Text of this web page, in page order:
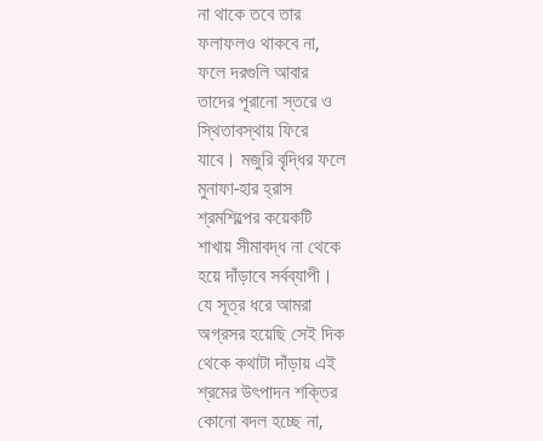
না থাকে তবে তার
ফলাফলও থাকবে না,
ফলে দরগুলি আবার
তাদের পূরানো স্তরে ও
স্থিতাবস্থায় ফিরে
যাবে। মজুরি বৃদ্ধির ফলে
মুনাফা-হার হ্রাস
শ্রমশিল্পের কয়েকটি
শাখায় সীমাবদ্ধ না থেকে
হয়ে দাঁড়াবে সর্বব্যাপী।
যে সূত্র ধরে আমরা
অগ্রসর হয়েছি সেই দিক
থেকে কথাটা দাঁড়ায় এই
শ্রমের উৎপাদন শক্তির
কোনো বদল হচ্ছে না,